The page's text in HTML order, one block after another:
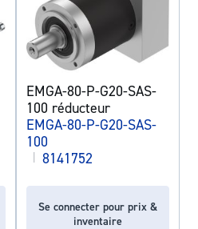
EMGA-80-P-G20-SAS-
100 réducteur
EMGA-80-P-G20-SAS-
100
| 8141752
Se connecter pour prix &
inventaire